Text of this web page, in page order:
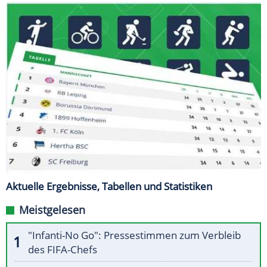
Aktuelle Ergebnisse, Tabellen und Statistiken
Meistgelesen
"Infanti-No Go": Pressestimmen zum Verbleib
des FIFA-Chefs